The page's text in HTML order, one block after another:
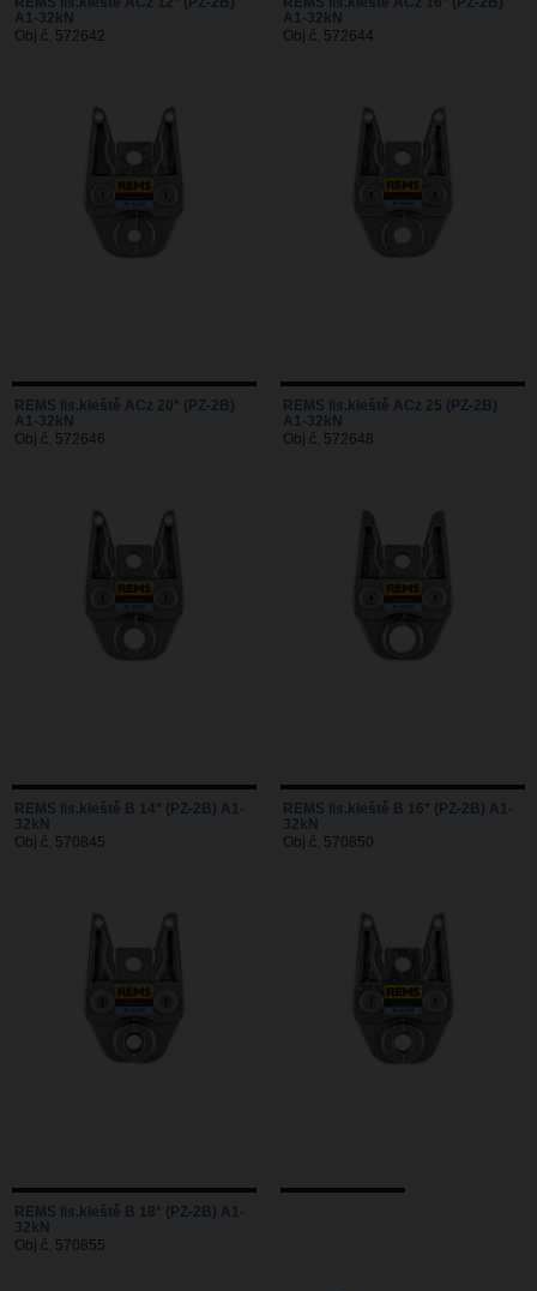
A1-32kN
Obj.č. 572642
A1-32kN
Obj.č. 572644
REMS lis.kleště ACz 20* (PZ-2B)
A1-32kN
Obj.č. 572646
REMS lis.kleště ACz 25 (PZ-2B)
A1-32kN
Obj.č. 572648
REMS lis.kleště B 14* (PZ-2B) A1-
32kN
Obj.č. 570845
REMS lis.kleště B 16* (PZ-2B) A1-
32kN
Obj.č. 570850
REMS lis.kleště B 18* (PZ-2B) A1-
32kN
Obj.č. 570855